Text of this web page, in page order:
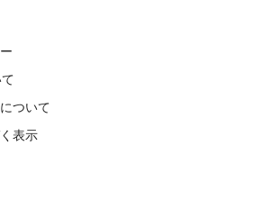
ついて
表示